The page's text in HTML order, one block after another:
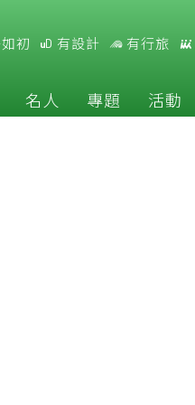
初 有設計 有行旅
名人 專題 活動